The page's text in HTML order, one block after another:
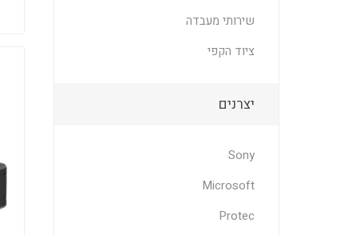
שירותי מעבדה
ציוד הקפי
יצרנים
Sony
Microsoft
Protec